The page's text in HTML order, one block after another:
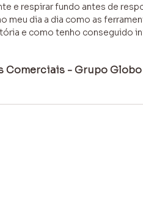
e respirar fundo antes de
meu dia a dia como as
e como tenho conseguido
Comerciais - Grupo Globo